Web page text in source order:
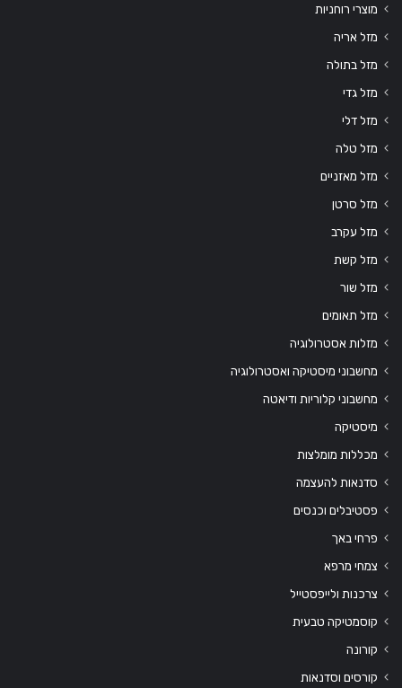
מוצרי רוחניות
מזל אריה
מזל בתולה
מזל גדי
מזל דלי
מזל טלה
מזל מאזניים
מזל סרטן
מזל עקרב
מזל קשת
מזל שור
מזל תאומים
מזלות אסטרולוגיה
מחשבוני מיסטיקה ואסטרולוגיה
מחשבוני קלוריות ודיאטה
מיסטיקה
מכללות מומלצות
סדנאות להעצמה
פסטיבלים וכנסים
פרחי באך
צמחי מרפא
צרכנות ולייפסטייל
קוסמטיקה טבעית
קורונה
קורסים וסדנאות